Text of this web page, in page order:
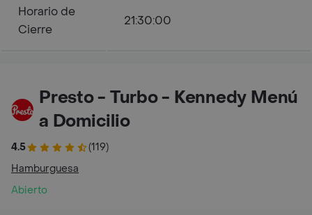
Horario de
Cierre
21:30:00
Presto - Turbo - Kennedy Menú
a Domicilio
4.5
(119)
Hamburguesa
Abierto